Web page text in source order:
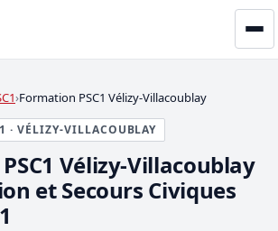
Formation PSC1 Vélizy-Villacoublay
· VÉLIZY-VILLACOUBLAY
Vélizy-Villacoublay
et Secours Civiques